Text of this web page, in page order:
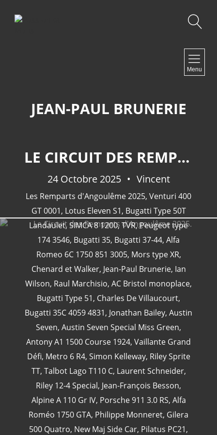
Menu
JEAN-PAUL BRUNERIE
LE CIRCUIT DES REMPARTS D'ANGOULÊME 2025.
24 Octobre 2025 Vincent
Les Remparts d'Angoulême 2025, Venturi 400
GT 0001, Lotus Eleven S1, Bugatti Type 50T
Landaulet,SIMCA 8 1200,TVR,Peugeot type
174 3546, Bugatti 35, Bugatti 37-44, Alfa
Romeo 6C 1750 851 3005, Mors type XR,
Chenard et Walker, Jean-Paul Brunerie, Ian
Wilson, Raul Marchisio, AC Bristol monoplace,
Bugatti Type 51, Charles De Villaucourt,
Bugatti 35C 4059 4831, Jonathan Bailey, Austin
Seven, Austin Seven Special Miss Green,
Antony A1 1500 Course 1924, Vaillante Grand
Défi, Metro 6 R4, Simon Kelleway, Riley Sprite
TT, Talbot Lago T110 C, Laurent Schneider,
Riley 12-4 Special, Jean-François Besson,
Alpine A 110 Gr IV, Porsche 911 3.0 RS, Alfa
Roméo 1750 GTA, Philippe Monneret, Gilera
500 Quatro, New Maj Side Car, Pilatus PC21,
CATÉGORIES
24 Heures Du Mans(18)
Henri Pescarolo(8)
24 Heures Du Mans 1963(5)
24 Heures Du Mans 1967(5)
Artcar(5)